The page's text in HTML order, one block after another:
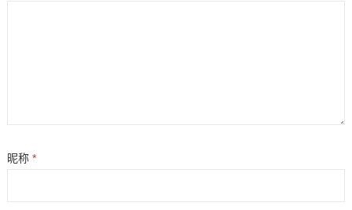
昵称 *